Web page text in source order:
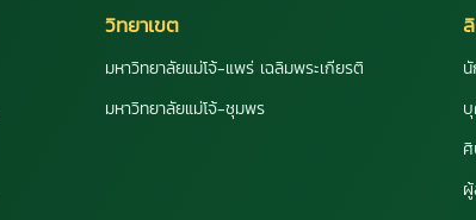
วิทยาเขต
มหาวิทยาลัยแม่โจ้-แพร่ เฉลิมพระเกียรติ
มหาวิทยาลัยแม่โจ้-ชุมพร